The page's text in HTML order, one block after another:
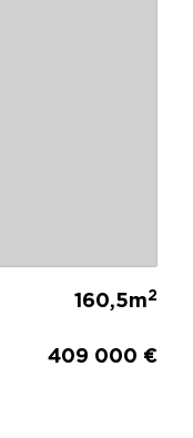
160,5m2
409 000 €